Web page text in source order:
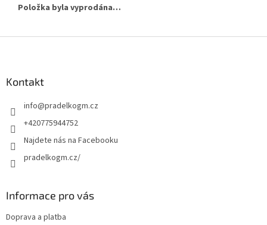
Položka byla vyprodána…
Kontakt
info@pradelkogm.cz
+420775944752
Najdete nás na Facebooku
pradelkogm.cz/
Informace pro vás
Doprava a platba